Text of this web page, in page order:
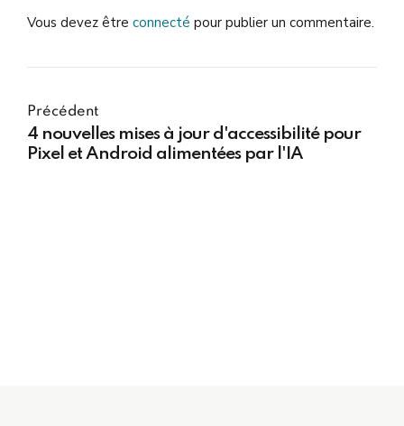
Vous devez être connecté pour publier un commentaire.
Précédent
4 nouvelles mises à jour d'accessibilité pour
Pixel et Android alimentées par l'IA